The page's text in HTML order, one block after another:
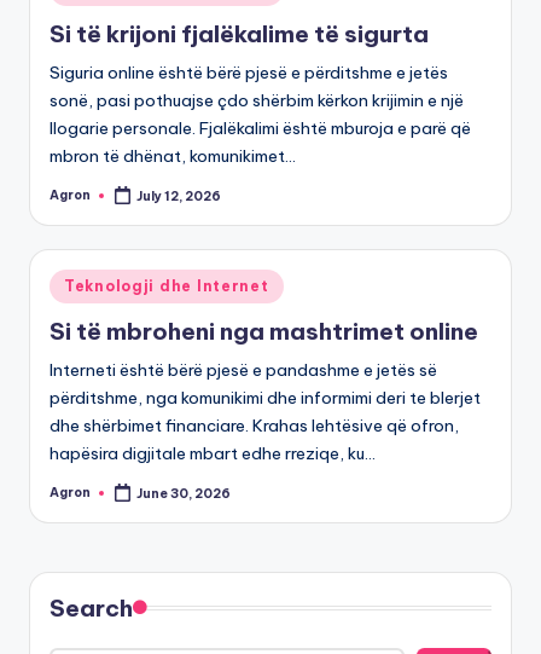
in
Si të krijoni fjalëkalime të sigurta
Siguria online është bërë pjesë e përditshme e jetës
sonë, pasi pothuajse çdo shërbim kërkon krijimin e një
llogarie personale. Fjalëkalimi është mburoja e parë që
mbron të dhënat, komunikimet…
Posted
Agron July 12, 2026
Posted
in
Teknologji dhe Internet
Si të mbroheni nga mashtrimet online
Interneti është bërë pjesë e pandashme e jetës së
përditshme, nga komunikimi dhe informimi deri te blerjet
dhe shërbimet financiare. Krahas lehtësive që ofron,
hapësira digjitale mbart edhe rreziqe, ku…
Posted
Agron June 30, 2026
Search